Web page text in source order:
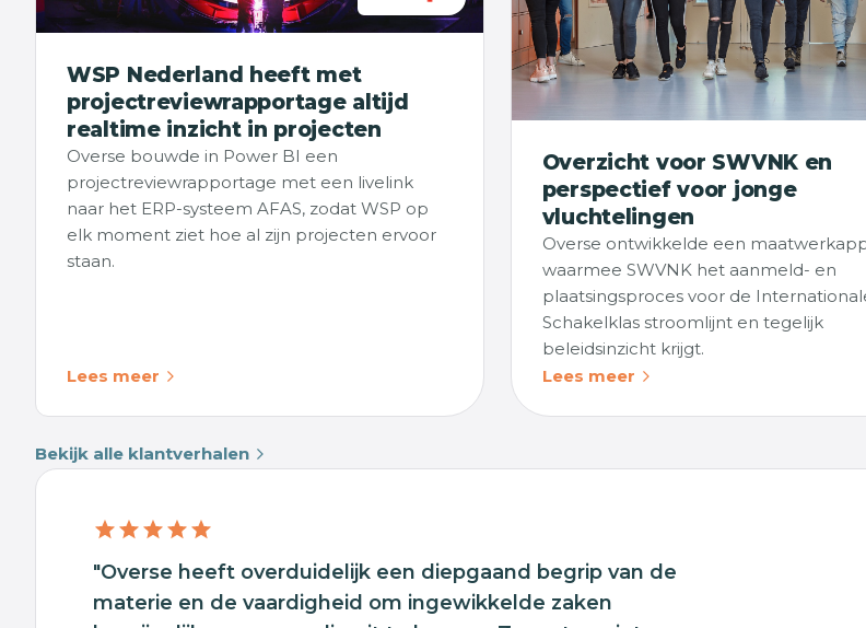
WSP Nederland heeft met
projectreviewrapportage altijd
realtime inzicht in projecten
Overse bouwde in Power BI een
projectreviewrapportage met een livelink
naar het ERP-systeem AFAS, zodat WSP op
elk moment ziet hoe al zijn projecten ervoor
staan.
Lees meer
Overzicht voor SWVNK en
perspectief voor jonge
vluchtelingen
Overse ontwikkelde een
waarmee SWVNK het aanmeld- en
plaatsingsproces voor de
Schakelklas stroomlijnt en tegelijk
beleidsinzicht krijgt.
Lees meer
Bekijk alle klantverhalen
"Overse heeft overduidelijk een diepgaand begrip van de
materie en de vaardigheid om ingewikkelde zaken